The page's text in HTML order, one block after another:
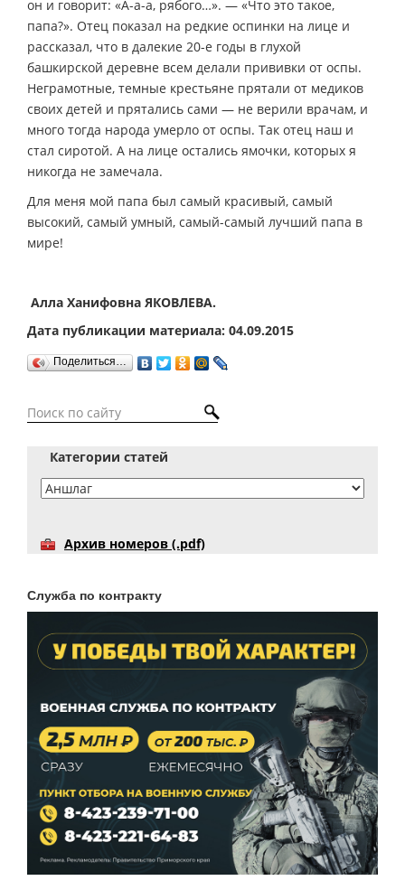
он и говорит: «А-а-а, рябого…». — «Что это такое,
папа?». Отец показал на редкие оспинки на лице и
рассказал, что в далекие 20-е годы в глухой
башкирской деревне всем делали прививки от оспы.
Неграмотные, темные крестьяне прятали от медиков
своих детей и прятались сами — не верили врачам, и
много тогда народа умерло от оспы. Так отец наш и
стал сиротой. А на лице остались ямочки, которых я
никогда не замечала.
Для меня мой папа был самый красивый, самый
высокий, самый умный, самый-самый лучший папа в
мире!
Алла Ханифовна ЯКОВЛЕВА.
Дата публикации материала: 04.09.2015
Поделиться…
Категории статей
Архив номеров (.pdf)
Служба по контракту